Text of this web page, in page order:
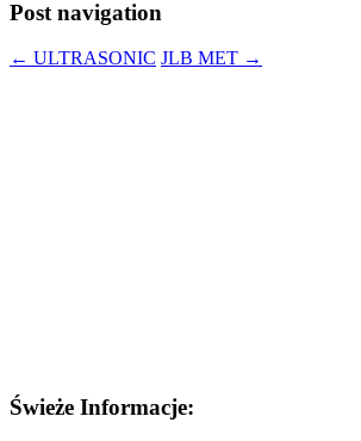
Post navigation
← ULTRASONIC JLB MET →
Świeże Informacje: